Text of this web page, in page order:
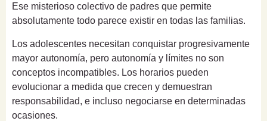
Ese misterioso colectivo de padres que permite
absolutamente todo parece existir en todas las familias.
Los adolescentes necesitan conquistar progresivamente
mayor autonomía, pero autonomía y límites no son
conceptos incompatibles. Los horarios pueden
evolucionar a medida que crecen y demuestran
responsabilidad, e incluso negociarse en determinadas
ocasiones.